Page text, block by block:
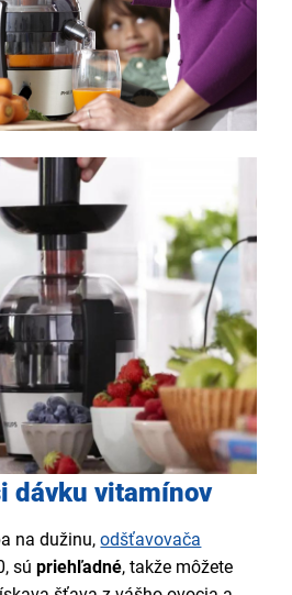
dávku vitamínov
na dužinu,odšťavovača
súpriehľadné, takže môžete